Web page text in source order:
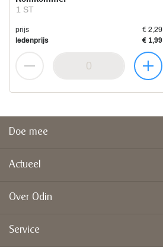
1 ST
prijs
€ 2,29
ledenprijs
€ 1,99
Doe mee
Actueel
Over Odin
Service